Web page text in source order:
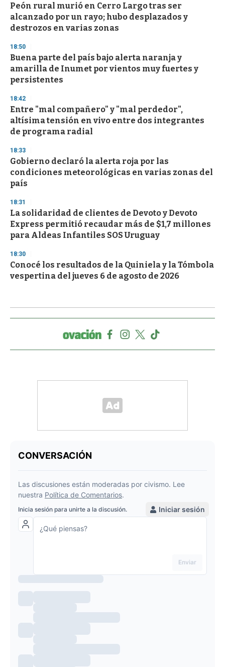
Peón rural murió en Cerro Largo tras ser
alcanzado por un rayo; hubo desplazados y
destrozos en varias zonas
18:50
Buena parte del país bajo alerta naranja y
amarilla de Inumet por vientos muy fuertes y
persistentes
18:42
Entre "mal compañero" y "mal perdedor",
altísima tensión en vivo entre dos integrantes
de programa radial
18:33
Gobierno declaró la alerta roja por las
condiciones meteorológicas en varias zonas del
país
18:31
La solidaridad de clientes de Devoto y Devoto
Express permitió recaudar más de $1,7 millones
para Aldeas Infantiles SOS Uruguay
18:30
Conocé los resultados de la Quiniela y la Tómbola
vespertina del jueves 6 de agosto de 2026